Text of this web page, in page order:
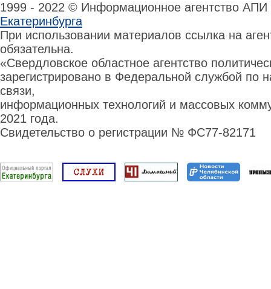
1999 - 2022 © Информационное агентство
Екатеринбурга
При использовании материалов ссылка на
обязательна.
«Свердловское областное агентство
зарегистрировано в Федеральной службой по
связи,
информационных технологий и массовых
2021 года.
Свидетельство о регистрации № ФС77-82171